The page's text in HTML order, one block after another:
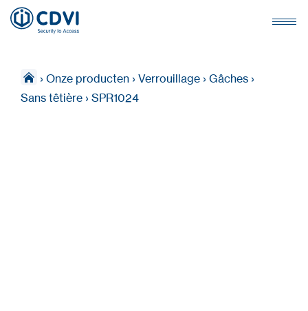
› Onze producten › Verrouillage › Gâches ›
Sans têtière › SPR1024